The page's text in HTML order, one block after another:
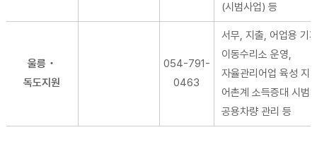
(시범사업) 등
울릉・
독도지원
054-791-
0463
서무, 지출, 어업용 기
이동수리소 운영,
자율관리어업 육성 지
어촌계 소득증대 시범
공용차량 관리 등